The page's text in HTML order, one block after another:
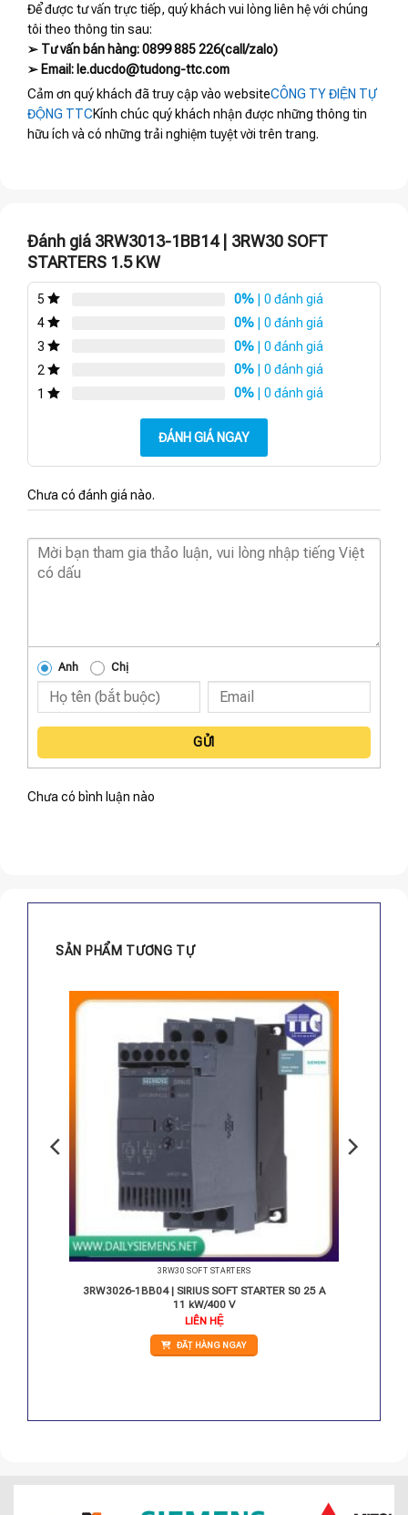
Để được tư vấn trực tiếp, quý khách vui lòng liên hệ với chúng
tôi theo thông tin sau:
➢ Tư vấn bán hàng: 0899 885 226(call/zalo)
➢ Email: le.ducdo@tudong-ttc.com
Cảm ơn quý khách đã truy cập vào websiteCÔNG TY ĐIỆN TỰ
ĐỘNG TTCKính chúc quý khách nhận được những thông tin
hữu ích và có những trải nghiệm tuyệt vời trên trang.
Đánh giá 3RW3013-1BB14 | 3RW30 SOFT
STARTERS 1.5 KW
5 0% | 0 đánh giá
4
0% | 0 đánh giá
3
0% | 0 đánh giá
2
0% | 0 đánh giá
1
0% | 0 đánh giá
ĐÁNH GIÁ NGAY
Chưa có đánh giá nào.
Anh Chị
GỬI
Chưa có bình luận nào
SẢN PHẨM TƯƠNG TỰ
3RW30 SOFT STARTERS
3RW3026-1BB04 | SIRIUS SOFT STARTER S0 25 A
11 kW/400 V
LIÊN HỆ
ĐẶT HÀNG NGAY